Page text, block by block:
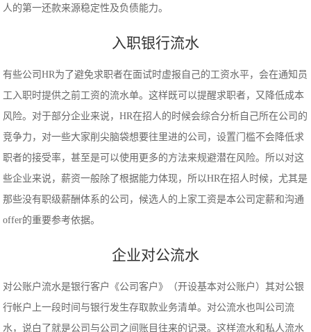
人的第一还款来源稳定性及负债能力。
入职银行流水
有些公司HR为了避免求职者在面试时虚报自己的工资水平，会在通知员
工入职时提供之前工资的流水单。这样既可以提醒求职者，又降低成本
风险。对于部分企业来说，HR在招人的时候会综合分析自己所在公司的
竞争力，对一些大家削尖脑袋想要往里进的公司，设置门槛不会降低求
职者的接受率，甚至是可以使用更多的方法来规避潜在风险。所以对这
些企业来说，薪资一般除了根据能力体现，所以HR在招人时候，尤其是
那些没有职级薪酬体系的公司，候选人的上家工资是本公司定薪和沟通
offer的重要参考依据。
企业对公流水
对公账户流水是银行客户《公司客户》（开设基本对公账户）其对公银
行帐户上一段时间与银行发生存取款业务清单。对公流水也叫公司流
水，说白了就是公司与公司之间账目往来的记录。这样流水和私人流水